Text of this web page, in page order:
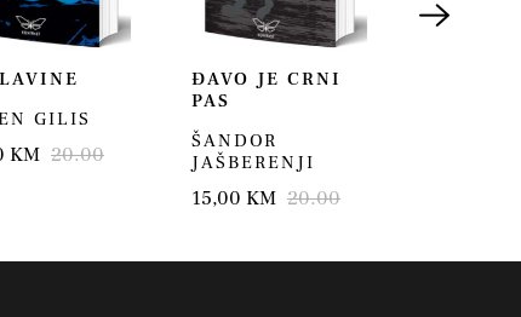
GILIS
KM 20.00
ĐAVO JE CRNI
PAS
ŠANDOR
JAŠBERENJI
15,00 KM 20.00